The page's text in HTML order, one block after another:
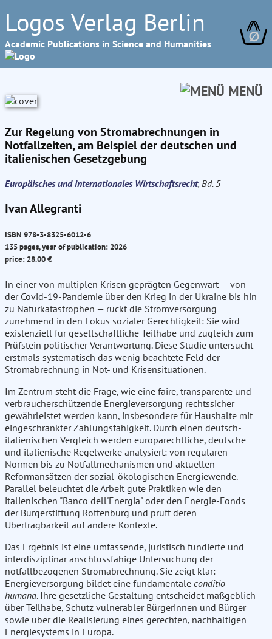
Logos Verlag Berlin
Academic Publications in Science and Humanities ∅
MENÜ
Zur Regelung von Stromabrechnungen in
Notfallzeiten, am Beispiel der deutschen und
italienischen Gesetzgebung
Europäisches und internationales Wirtschaftsrecht, Bd. 5
Ivan Allegranti
ISBN 978-3-8325-6012-6
135 pages, year of publication: 2026
price: 28.00 €
In einer von multiplen Krisen geprägten Gegenwart — von
der Covid-19-Pandemie über den Krieg in der Ukraine bis hin
zu Naturkatastrophen — rückt die Stromversorgung
zunehmend in den Fokus sozialer Gerechtigkeit: Sie wird
existenziell für gesellschaftliche Teilhabe und zugleich zum
Prüfstein politischer Verantwortung. Diese Studie untersucht
erstmals systematisch das wenig beachtete Feld der
Stromabrechnung in Not- und Krisensituationen.
Im Zentrum steht die Frage, wie eine faire, transparente und
verbraucherschützende Energieversorgung rechtssicher
gewährleistet werden kann, insbesondere für Haushalte mit
eingeschränkter Zahlungsfähigkeit. Durch einen deutsch-
italienischen Vergleich werden europarechtliche, deutsche
und italienische Regelwerke analysiert: von regulären
Normen bis zu Notfallmechanismen und aktuellen
Reformansätzen der sozial-ökologischen Energiewende.
Parallel beleuchtet die Arbeit gute Praktiken wie den
italienischen "Banco dell'Energia" oder den Energie-Fonds
der Bürgerstiftung Rottenburg und prüft deren
Übertragbarkeit auf andere Kontexte.
Das Ergebnis ist eine umfassende, juristisch fundierte und
interdisziplinär anschlussfähige Untersuchung der
notfallbezogenen Stromabrechnung. Sie zeigt klar:
Energieversorgung bildet eine fundamentale conditio
humana. Ihre gesetzliche Gestaltung entscheidet maßgeblich
über Teilhabe, Schutz vulnerabler Bürgerinnen und Bürger
sowie über die Realisierung eines gerechten, nachhaltigen
Energiesystems in Europa.